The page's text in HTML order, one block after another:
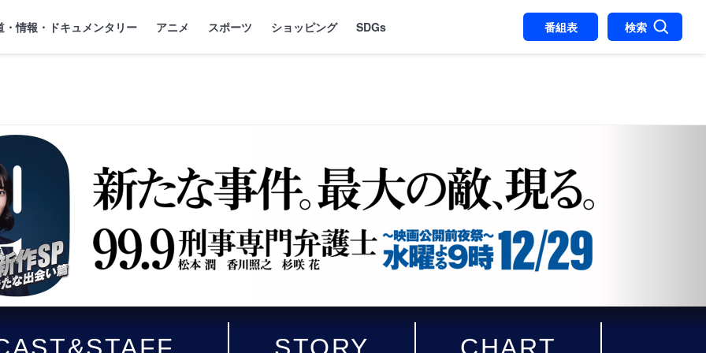
・情報・ドキュメンタリー アニメ スポーツ ショッピング SDGs 番組表 検索